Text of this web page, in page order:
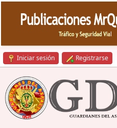
Iniciar sesión Registrarse